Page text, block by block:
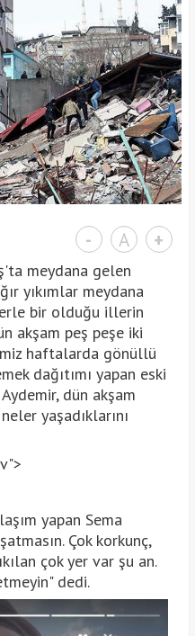
- A +
meydana gelen
yıkımlar meydana
bir olduğu illerin
akşam peş peşe iki
haftalarda gönüllü
dağıtımı yapan eski
dün akşam
yaşadıklarını
yapan Sema
Çok korkunç,
çok yer var şu an.
dedi.